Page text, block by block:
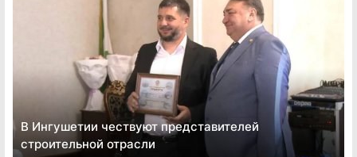
В Ингушетии чествуют представителей
строительной отрасли